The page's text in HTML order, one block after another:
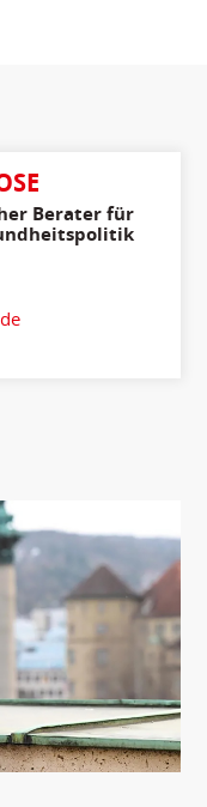
Berater für